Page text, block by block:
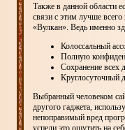
Также в данной области
связи с этим лучше
«Вулкан». Ведь именно
Колоссальный
Полную
Сохранение всех
Круглосуточный
Выбранный человеком
другого гаджета,
непоправимый вред
успели это ощутить на